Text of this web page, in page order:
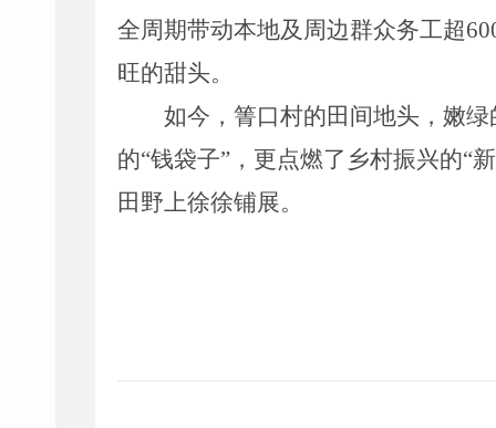
全周期带动本地及周边群众务工超
旺的甜头。
如今，箐口村的田间地头，嫩
的“钱袋子” ，更点燃了乡村振兴的“
田野上徐徐铺展。